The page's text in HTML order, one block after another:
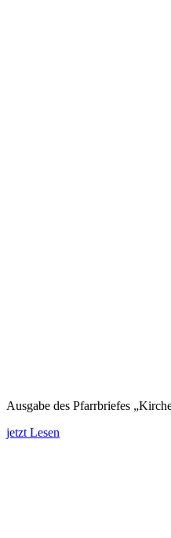
Ausgabe des Pfarrbriefes
jetzt Lesen